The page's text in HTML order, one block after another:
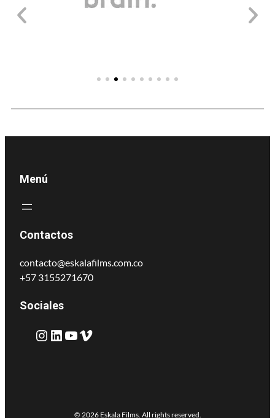
Menú
Contactos
contacto@eskalafilms.com.co
+57 3155271670
Sociales
© 2026 Eskala Films. All rights reserved.